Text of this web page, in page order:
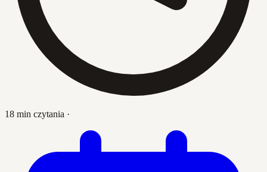
18 min czytania ·